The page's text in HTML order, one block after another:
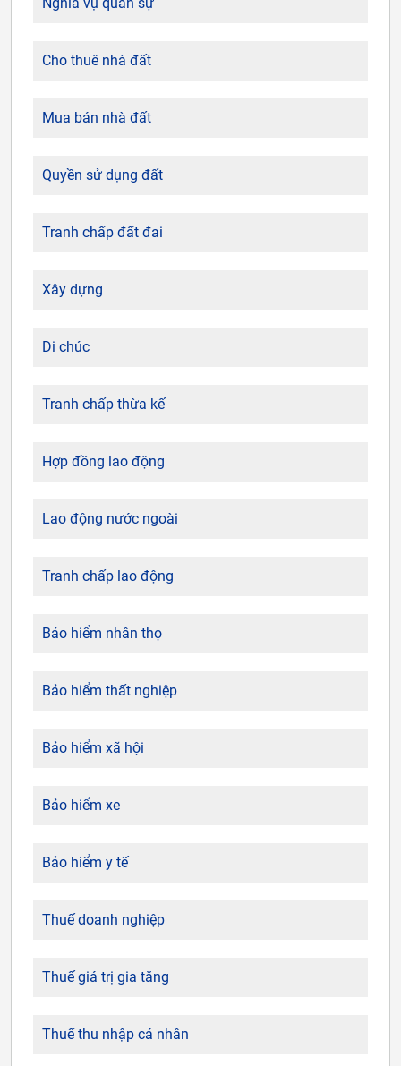
Cho thuê nhà đất
Mua bán nhà đất
Quyền sử dụng đất
Tranh chấp đất đai
Xây dựng
Di chúc
Tranh chấp thừa kế
Hợp đồng lao động
Lao động nước ngoài
Tranh chấp lao động
Bảo hiểm nhân thọ
Bảo hiểm thất nghiệp
Bảo hiểm xã hội
Bảo hiểm xe
Bảo hiểm y tế
Thuế doanh nghiệp
Thuế giá trị gia tăng
Thuế thu nhập cá nhân